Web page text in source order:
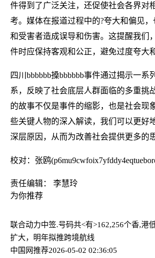
件得到了广泛关注，还促使社会各界对
考。媒体在报道过程中的?夸大和偏见
和受害者造成误导和伤害。这提醒我们
件时应保持客观和公正，避免过度夸大
四川bbbbbb搡bbbbbb事件通过揭示一系
系，反映了社会底层人群面临的多重挑
的故事不仅是事件的缩影，也是社会现
些关键人物的深入解读，我们可以更好
深层原因，从而为改善社会提供更多的
校对：张鸥
责任编辑： 李慧玲
为你推荐
联合动力中签.号码共<有>162,256个香,港
扩大，明年拟推跨境航线
中国网推荐2026-05-02 02:36:05